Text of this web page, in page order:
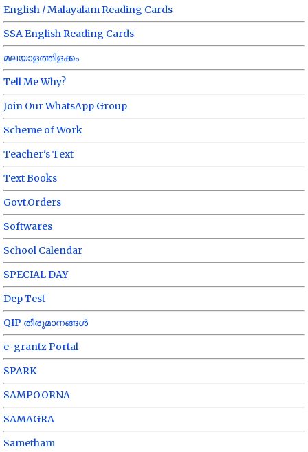
English / Malayalam Reading Cards
SSA English Reading Cards
മലയാളത്തിളക്കം
Tell Me Why?
Join Our WhatsApp Group
Scheme of Work
Teacher's Text
Text Books
Govt.Orders
Softwares
School Calendar
SPECIAL DAY
Dep Test
QIP തീരുമാനങ്ങൾ
e-grantz Portal
SPARK
SAMPOORNA
SAMAGRA
Sametham